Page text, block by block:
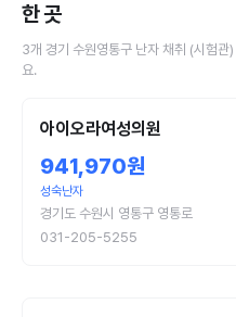
한 곳
3개 경기 수원영통구 난자 채취 (시험관)
요.
아이오라여성의원
941,970원
성숙난자
경기도 수원시 영통구 영통로
031-205-5255